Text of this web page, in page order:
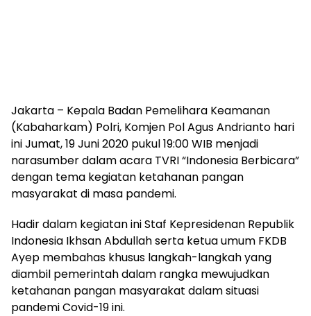
Jakarta – Kepala Badan Pemelihara Keamanan
(Kabaharkam) Polri, Komjen Pol Agus Andrianto hari
ini Jumat, 19 Juni 2020 pukul 19:00 WIB menjadi
narasumber dalam acara TVRI “Indonesia Berbicara”
dengan tema kegiatan ketahanan pangan
masyarakat di masa pandemi.
Hadir dalam kegiatan ini Staf Kepresidenan Republik
Indonesia Ikhsan Abdullah serta ketua umum FKDB
Ayep membahas khusus langkah-langkah yang
diambil pemerintah dalam rangka mewujudkan
ketahanan pangan masyarakat dalam situasi
pandemi Covid-19 ini.